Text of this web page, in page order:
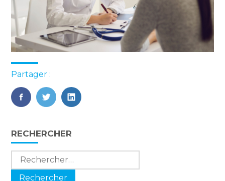
Partager :
FaceBook
TwitterLinkedIn
Blog
sidebar
RECHERCHER
Rechercher :